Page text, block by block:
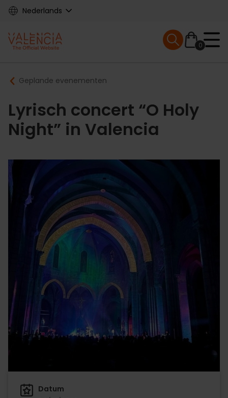
Skip
content
Nederlands
Main
navigation
0
Mobile menu
Breadcrumb
Geplande evenementen
Lyrisch concert “O Holy
Night” in Valencia
Datum